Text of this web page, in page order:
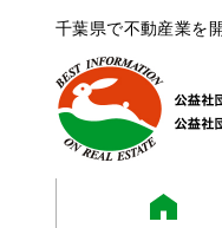
千葉県で不動産業を